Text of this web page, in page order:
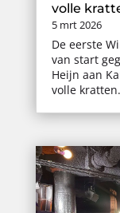
volle
5 mrt 2026
De eerste
van start
Heijn aan
volle